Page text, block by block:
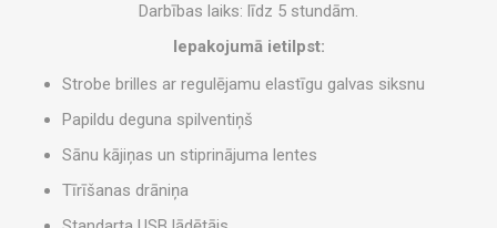
Darbības laiks: līdz 5 stundām.
Iepakojumā ietilpst:
Strobe brilles ar regulējamu elastīgu galvas siksnu
Papildu deguna spilventiņš
Sānu kājiņas un stiprinājuma lentes
Tīrīšanas drāniņa